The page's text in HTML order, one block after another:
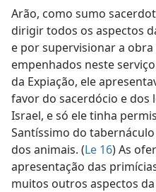
Arão, como sumo
dirigir todos os aspectos
e por supervisionar a
empenhados neste
da Expiação, ele
favor do sacerdócio e dos
Israel, e só ele tinha
Santíssimo do
dos animais. (Le 16) As
apresentação das
muitos outros aspectos